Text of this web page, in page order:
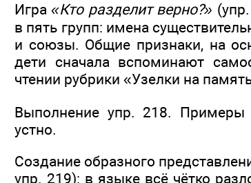
Игра«Кто разделит верно?»
в пять групп: имена
и союзы. Общие признаки, на
дети сначала вспоминают
чтении рубрики «Узелки на
Выполнение упр. 218. Примеры
устно.
Создание образного
упр. 219): в языке всё чётко